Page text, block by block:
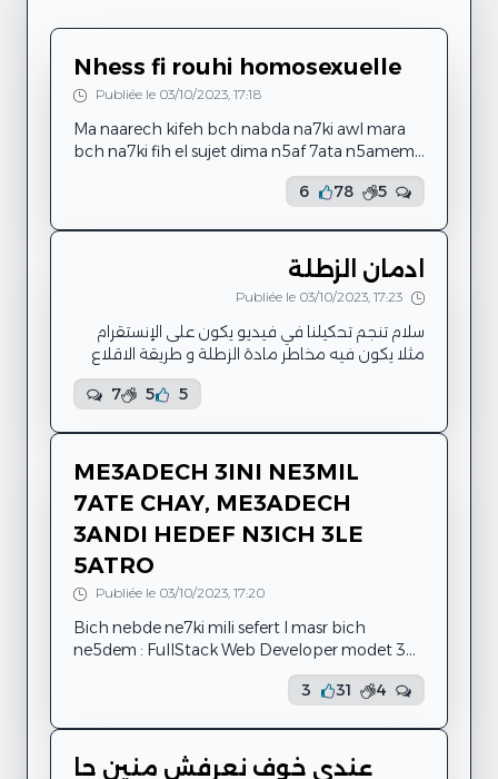
Nhess fi rouhi homosexuelle
Publiée le 03/10/2023, 17:18
Ma naarech kifeh bch nabda na7ki awl mara
bch na7ki fih el sujet dima n5af 7ata n5amem
fih bini w bin rouhi ama berasmi t3ebt
Behi 7keyti : ena tofla trabit 3al islem w 3al
mouch ay tofla. Kif nwali s7ab ena w wahda w
twali tehtam biya w de mm ena nehtam biha
s7ab mou9arbin yaani ena nwali nheb fiha
nwali nghir 3l...
6 78 5
ادمان الزطلة
Publiée le 03/10/2023, 17:23
سلام تنجم تحكيلنا في فيديو يكون على الإنستقرام
مثلا يكون فيه مخاطر مادة الزطلة و طريقة الاقلاع
5
5
7
ME3ADECH 3INI NE3MIL
7ATE CHAY, ME3ADECH
3ANDI HEDEF N3ICH 3LE
5ATRO
Publiée le 03/10/2023, 17:20
Bich nebde ne7ki mili sefert l masr bich
ne5dem : FullStack Web Developer modet 3
chehour, kont ane w we7de5er min brazil, les
etrangères ili ne5dmo f cherike hedhike, kone
meb3adhne, n7awso f weekend meb3adhne,
3 31 4
عندي خوف نعرفش منين جا